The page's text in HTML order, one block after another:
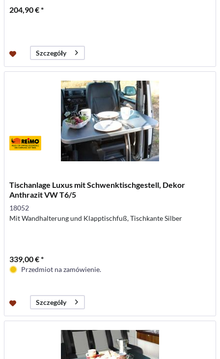
204,90 € *
Szczegóły
Tischanlage Luxus mit Schwenktischgestell, Dekor
Anthrazit VW T6/5
18052
Mit Wandhalterung und Klapptischfuß, Tischkante Silber
339,00 € *
Przedmiot na zamówienie.
Szczegóły